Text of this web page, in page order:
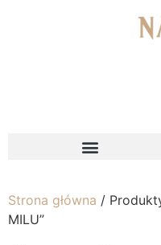
Strona główna /
MILU”